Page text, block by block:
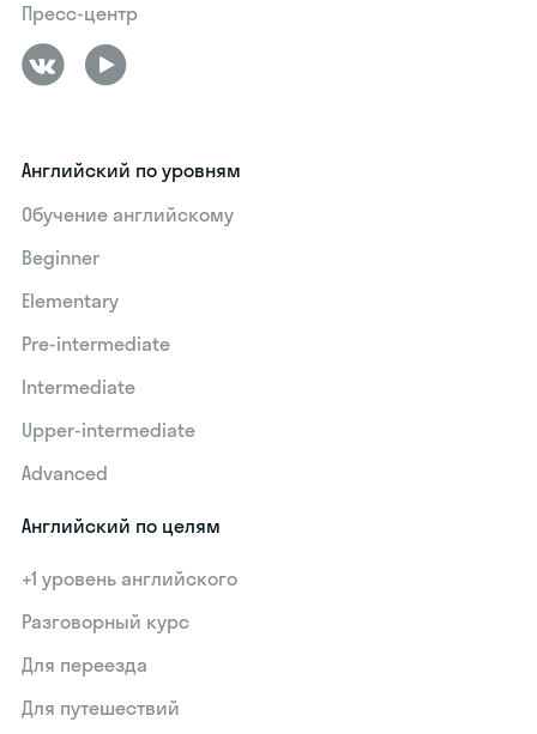
Пресс-центр
Английский по уровням
Обучение английскому
Beginner
Elementary
Pre-intermediate
Intermediate
Upper-intermediate
Advanced
Английский по целям
+1 уровень английского
Разговорный курс
Для переезда
Для путешествий